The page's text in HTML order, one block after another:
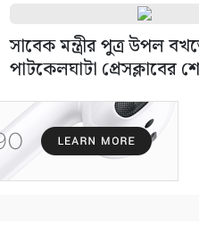
সাবেক মন্ত্রীর পুত্র উপল
পাটকেলঘাটা প্রেসক্লাবের